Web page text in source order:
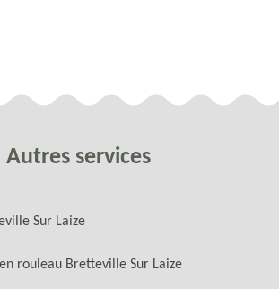
Autres services
Sur Laize
rouleau Bretteville Sur Laize